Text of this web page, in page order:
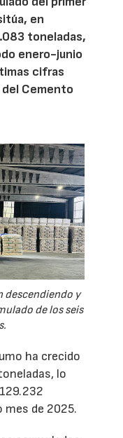
en
toneladas,
enero-junio
cifras
Cemento
descendiendo y
de los seis
ha crecido
lo
de 2025.